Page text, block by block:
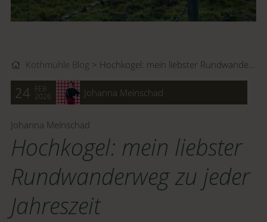
Kothmühle Blog Hochkogel: mein liebster Rundwanderweg zu jeder Jahreszeit
24 FEB
2026
Johanna Meinschad
Johanna Meinschad
Hochkogel: mein liebster
Rundwanderweg zu jeder
Jahreszeit